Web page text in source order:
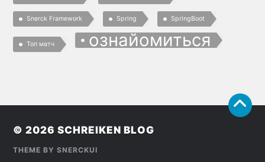
Snerck Framework Spring SpringBoot
Топ матч ознайомиться
© 2026SCHREIKEN BLOG
THEME BYSNERCKUI